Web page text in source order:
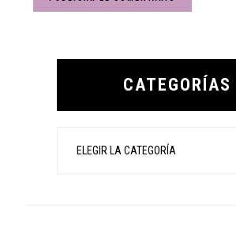
Primary
CATEGORÍAS